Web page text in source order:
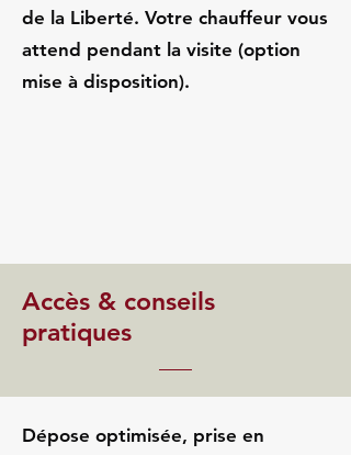
de la Liberté. Votre chauffeur vous
attend pendant la visite (option
mise à disposition).
Accès & conseils
pratiques
Dépose optimisée, prise en